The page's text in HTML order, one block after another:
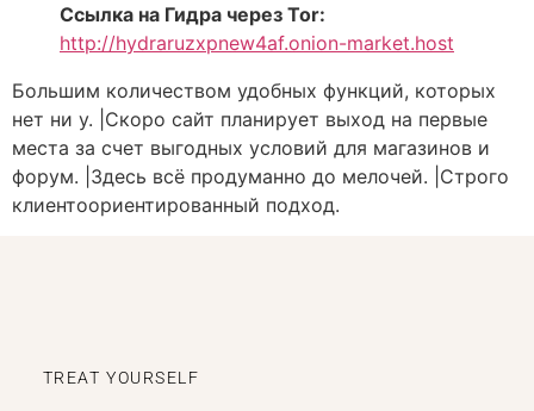
Ссылка на Гидра через Tor:
http://hydraruzxpnew4af.onion-market.host
Большим количеством удобных функций, которых
нет ни у. |Скоро сайт планирует выход на первые
места за счет выгодных условий для магазинов и
форум. |Здесь всё продуманно до мелочей. |Строго
клиентоориентированный подход.
TREAT YOURSELF